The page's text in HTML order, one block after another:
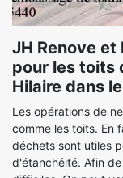
JH Renove
pour les toits
Hilaire dans
Les opérations de
comme les toits. En
déchets sont utiles
d'étanchéité. Afin